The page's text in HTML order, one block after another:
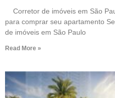
Corretor de imóveis em São
para comprar seu apartamento
de imóveis em São Paulo
Read More »